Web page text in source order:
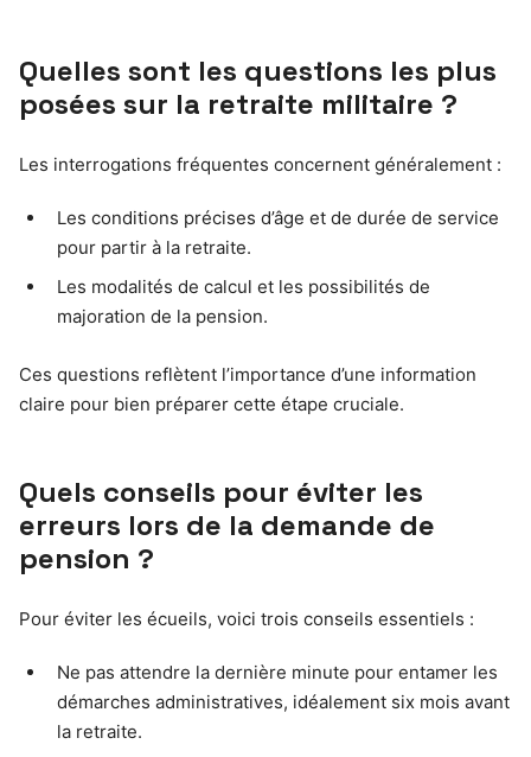
Quelles sont les questions les plus
posées sur la retraite militaire ?
Les interrogations fréquentes concernent généralement :
Les conditions précises d’âge et de durée de service
pour partir à la retraite.
Les modalités de calcul et les possibilités de
majoration de la pension.
Ces questions reflètent l’importance d’une information
claire pour bien préparer cette étape cruciale.
Quels conseils pour éviter les
erreurs lors de la demande de
pension ?
Pour éviter les écueils, voici trois conseils essentiels :
Ne pas attendre la dernière minute pour entamer les
démarches administratives, idéalement six mois avant
la retraite.